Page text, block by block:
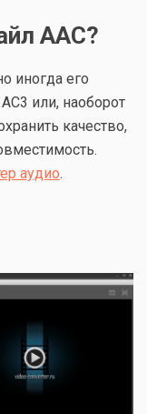
AAC?
иногда его
AC3 или, наоборот
качество,
аудио.